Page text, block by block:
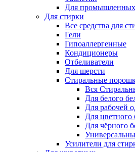
Для
Для стирки
Все средства для
Гели
Гипоаллергенные
Кондиционеры
Отбеливатели
Для шерсти
Стиральные
Вся
Для белого
Для рабочей
Для цветного
Для чёрного
Усилители для